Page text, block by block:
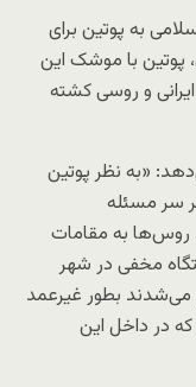
به پوتین برای
پوتین با موشک این
و روسی کشته
«به نظر پوتین
سر مسئله
روس‌ها به مقامات
مخفی در شهر
می‌شدند بطور غیرعمد
در داخل این